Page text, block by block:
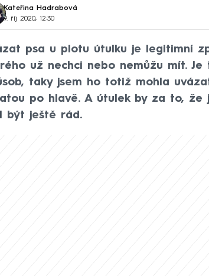
Kateřina Hadrabová
9. říj 2020, 12:30
psa u plotu útulku je legitimní
už nechci nebo nemůžu mít.
taky jsem ho totiž mohla
po hlavě. A útulek by za to, že
být ještě rád.